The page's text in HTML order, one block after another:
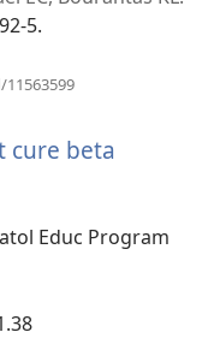
5.
mới)
cure beta
Educ Program